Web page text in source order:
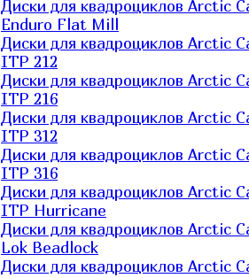
Диски для квадроциклов Arctic
Enduro Flat Mill
Диски для квадроциклов Arctic
ITP 212
Диски для квадроциклов Arctic
ITP 216
Диски для квадроциклов Arctic
ITP 312
Диски для квадроциклов Arctic
ITP 316
Диски для квадроциклов Arctic
ITP Hurricane
Диски для квадроциклов Arctic
Lok Beadlock
Диски для квадроциклов Arctic